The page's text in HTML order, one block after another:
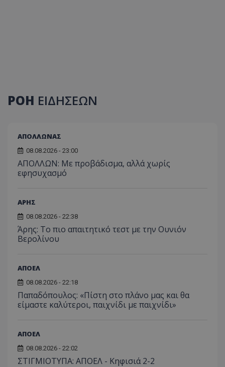
ΡΟΗ ΕΙΔΗΣΕΩΝ
ΑΠΟΛΛΩΝΑΣ
08.08.2026 - 23:00
ΑΠΟΛΛΩΝ: Με προβάδισμα, αλλά χωρίς
εφησυχασμό
ΑΡΗΣ
08.08.2026 - 22:38
Άρης: Το πιο απαιτητικό τεστ με την Ουνιόν
Βερολίνου
ΑΠΟΕΛ
08.08.2026 - 22:18
Παπαδόπουλος: «Πίστη στο πλάνο μας και θα
είμαστε καλύτεροι, παιχνίδι με παιχνίδι»
ΑΠΟΕΛ
08.08.2026 - 22:02
ΣΤΙΓΜΙΟΤΥΠΑ: ΑΠΟΕΛ - Κηφισιά 2-2